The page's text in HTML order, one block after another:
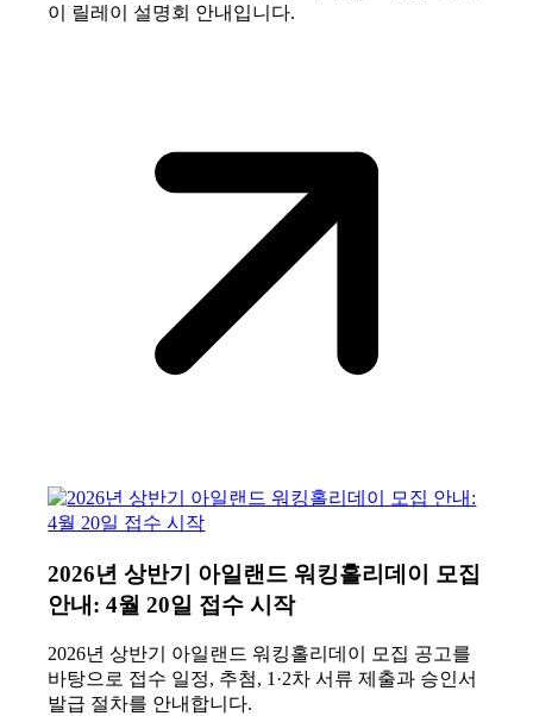
이 릴레이 설명회 안내입니다.
2026년 상반기 아일랜드 워킹홀리데이 모집
안내: 4월 20일 접수 시작
2026년 상반기 아일랜드 워킹홀리데이 모집 공고를
바탕으로 접수 일정, 추첨, 1·2차 서류 제출과 승인서
발급 절차를 안내합니다.